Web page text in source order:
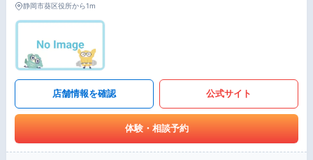
静岡市葵区役所から1m
店舗情報を確認 公式サイト
体験・相談予約